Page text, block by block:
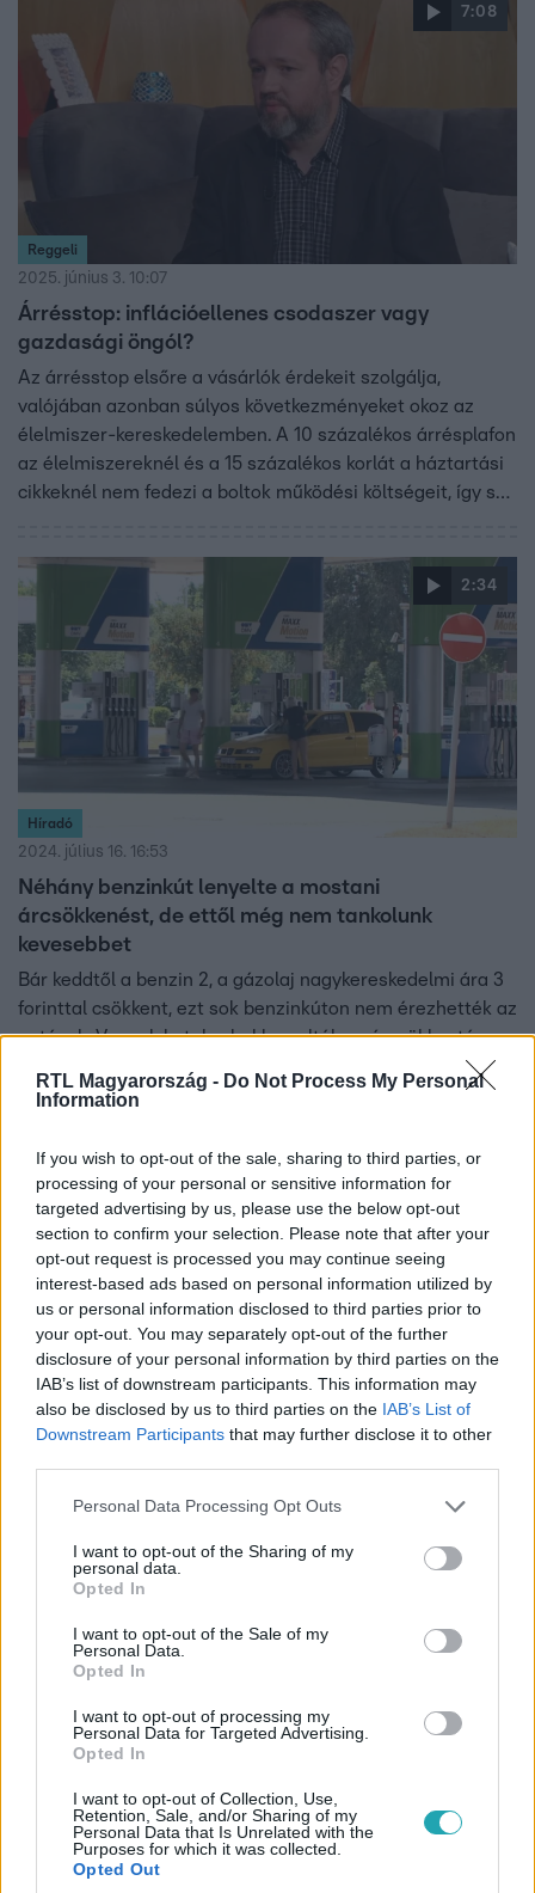
RTL Magyarország - Do Not Process My Personal
Information
If you wish to opt-out of the sale, sharing to third parties, or
processing of your personal or sensitive information for
targeted advertising by us, please use the below opt-out
section to confirm your selection. Please note that after your
opt-out request is processed you may continue seeing
interest-based ads based on personal information utilized by
us or personal information disclosed to third parties prior to
your opt-out. You may separately opt-out of the further
disclosure of your personal information by third parties on the
IAB’s list of downstream participants. This information may
also be disclosed by us to third parties on the IAB’s List of
Downstream Participants that may further disclose it to other
Please note that this website/app uses one or more Google
not limited to your visit or usage behaviour. You may click to
grant or deny consent to Google and its third-party tags to
use your data for below specified purposes in below Google
consent section.
Personal Data Processing Opt Outs
I want to opt-out of the Sharing of my
personal data.
Opted In
I want to opt-out of the Sale of my
Personal Data.
Opted In
I want to opt-out of processing my
Personal Data for Targeted Advertising.
Opted In
I want to opt-out of Collection, Use,
Retention, Sale, and/or Sharing of my
Personal Data that Is Unrelated with the
Purposes for which it was collected.
Opted Out
7:08
Reggeli
2025. június 3. 10:07
Árrésstop: inflációellenes csodaszer vagy
gazdasági öngól?
Az árrésstop elsőre a vásárlók érdekeit szolgálja,
valójában azonban súlyos következményeket okoz az
élelmiszer-kereskedelemben. A 10 százalékos árrésplafon
az élelmiszereknél és a 15 százalékos korlát a háztartási
cikkeknél nem fedezi a boltok működési költségeit, így sok
kiskereskedelemnél: a lánc végén a gazdák és feldolgozók
is ellehetetlenülnek. Rövid távon az infláció
mérsékléséhez hozzájárulhat, hosszú távon viszont
veszélybe sodorhatja az egész hazai élelmiszerellátást –
figyelmeztet Braunmüller Lajos, az Agrárszektor
főszerkesztője.
2:34
Híradó
2024. július 16. 16:53
Néhány benzinkút lenyelte a mostani
árcsökkenést, de ettől még nem tankolunk
kevesebbet
Bár keddtől a benzin 2, a gázolaj nagykereskedelmi ára 3
forinttal csökkent, ezt sok benzinkúton nem érezhették az
autósok. Vannak kutak, ahol lenyelték az árcsökkentés
egy részét. A holtankoljak.hu ügyvezetője szerint ezzel
kompenzálják azt, hogy a választások előtt, amikor a
vitték le az áraikat, ami legfeljebb a költségeiket fedezte.
De magas árak ide vagy oda, a benzinkutak forgalma csak
minimálisan csökkent. Sőt, a drágább, prémium
üzemanyagokból többet vettek az autósok az első
félévben.
Gazdaság
Támogatókat kapott a Spar az Orbán-kormány
A Spar diszkriminációra és az uniós jog megsértésére
hivatkozik. Ursula von der Leyen is kapott levelet.